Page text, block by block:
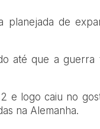
planejada de
até que a guerra
e logo caiu no
na Alemanha.